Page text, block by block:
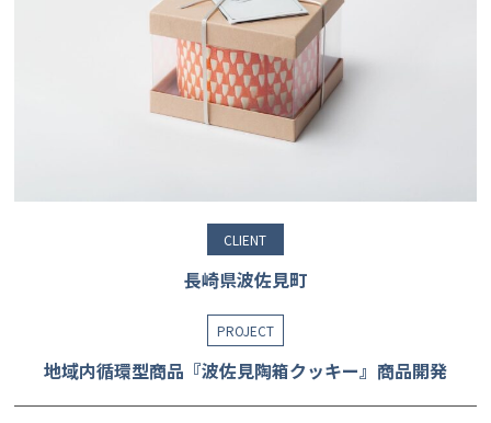
CLIENT
長崎県波佐見町
PROJECT
地域内循環型商品『波佐見陶箱クッキー』商品開発